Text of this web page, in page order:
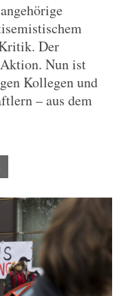
Der
Nun ist
Kollegen und
– aus dem